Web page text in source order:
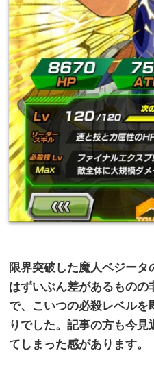
限界突破した魔人ベジータ
はずいぶん差があるものの
で、こいつの必殺レベルを
りでした。記事の方も今
てしまった感があります。